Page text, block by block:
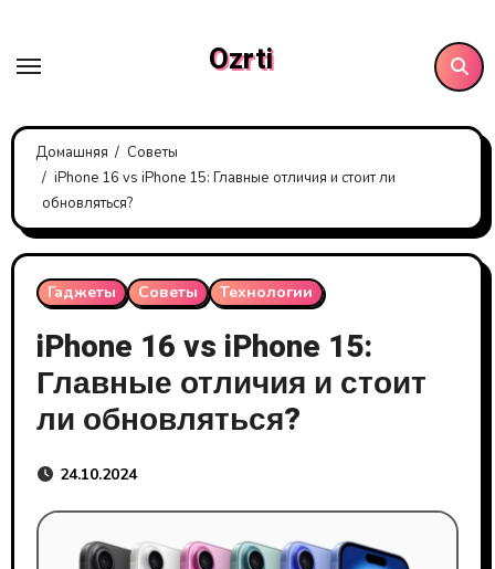
содержанию
Ozrti
Домашняя
Советы
iPhone 16 vs iPhone 15: Главные отличия и стоит ли
обновляться?
Гаджеты Советы Технологии
iPhone 16 vs iPhone 15:
Главные отличия и стоит
ли обновляться?
24.10.2024